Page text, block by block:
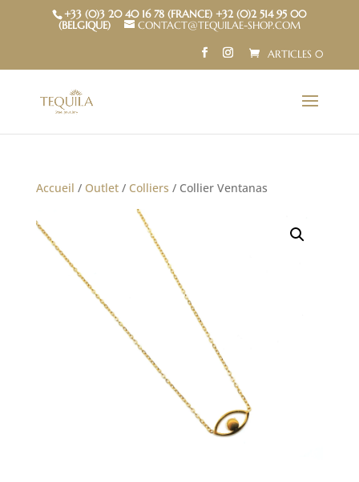
+33 (0)3 20 40 16 78 (FRANCE) +32 (0)2 514 95 00
(BELGIQUE)
CONTACT@TEQUILAE-SHOP.COM
ARTICLES 0
Accueil / Outlet/ Colliers / Collier Ventanas